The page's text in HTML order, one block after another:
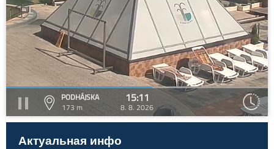
PODHÁJSKA
173 m
15:11
8. 8. 2026
Актуальная инфо